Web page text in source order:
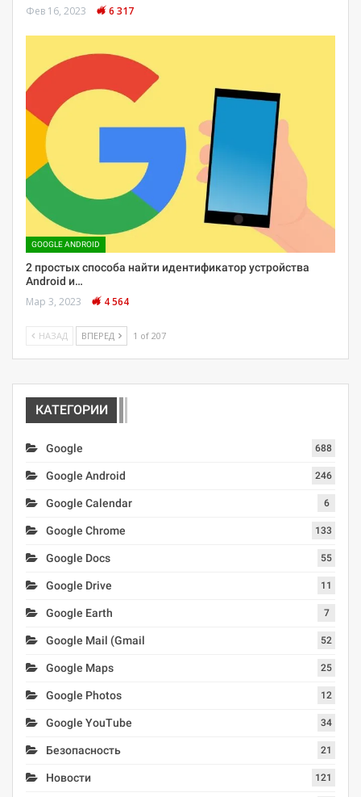
Фев 16, 2023 6 317
GOOGLE ANDROID
2 простых способа найти идентификатор устройства
Android и…
Мар 3, 2023 4 564
НАЗАД ВПЕРЕД 1 of 207
КАТЕГОРИИ
Google 688
Google Android 246
Google Calendar 6
Google Chrome 133
Google Docs 55
Google Drive 11
Google Earth 7
Google Mail (Gmail 52
Google Maps 25
Google Photos 12
Google YouTube 34
Безопасность 21
Новости 121